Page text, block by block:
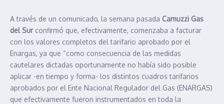
A través de un comunicado, la semana pasada Camuzzi Gas
del Surconfirmó que, efectivamente, comenzaba a facturar
con los valores completos del tarifario aprobado por el
Enargas, ya que “como consecuencia de las medidas
cautelares dictadas oportunamente no había sido posible
aplicar -en tiempo y forma- los distintos cuadros tarifarios
aprobados por el Ente Nacional Regulador del Gas (ENARGAS)
que efectivamente fueron instrumentados en toda la